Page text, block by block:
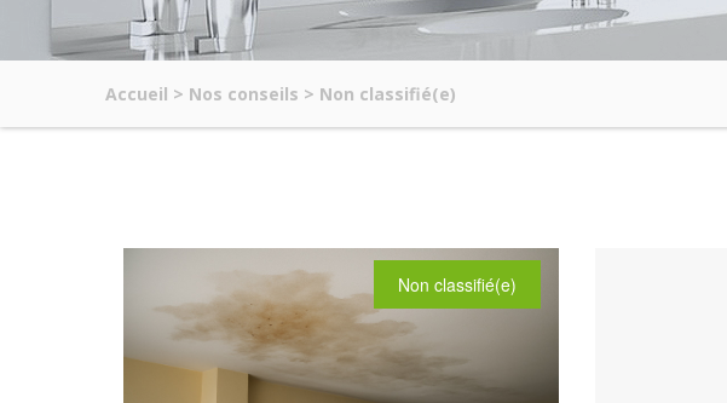
Accueil > Nos conseils > Non classifié(e)
Non classifié(e)